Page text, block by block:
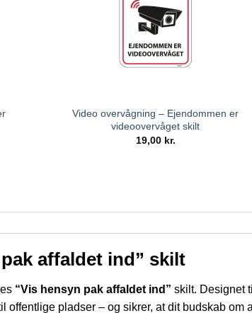
Video overvågning – Ejendommen er
videoovervåget skilt
19,00 kr.
affaldet ind” skilt
“Vis hensyn pak affaldet ind” skilt. Designet
pladser – og sikrer, at dit budskab